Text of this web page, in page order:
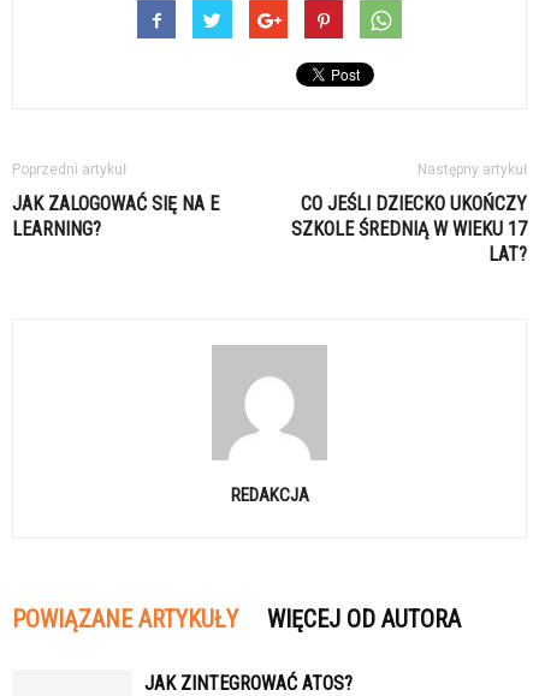
Poprzedni artykuł
JAK ZALOGOWAĆ SIĘ NA E
LEARNING?
Następny artykuł
CO JEŚLI DZIECKO UKOŃCZY
SZKOLE ŚREDNIĄ W WIEKU 17
LAT?
REDAKCJA
POWIĄZANE ARTYKUŁY WIĘCEJ OD AUTORA
JAK ZINTEGROWAĆ ATOS?